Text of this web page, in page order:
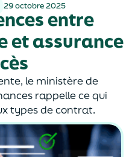
29 octobre 2025
entre
et assurance
le ministère de
rappelle ce qui
types de contrat.